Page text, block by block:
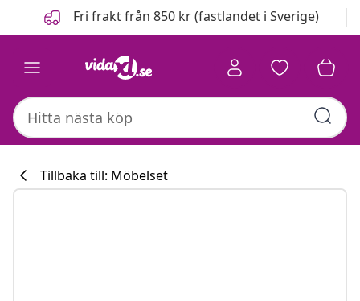
FöregåendeFri frakt från 850 kr (fastlandet i Sverige)
Tillbaka till: Möbelset